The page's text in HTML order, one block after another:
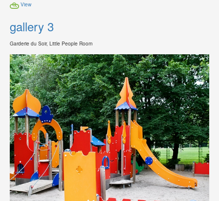
View
gallery 3
Garderie du Soir, Little People Room